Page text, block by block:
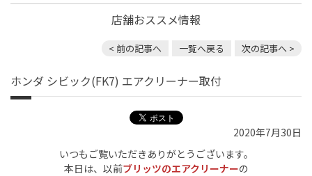
店舗おススメ情報
< 前の記事へ 一覧へ戻る 次の記事へ >
ホンダ シビック(FK7) エアクリーナー取付
2020年7月30日
いつもご覧いただきありがとうございます。
本日は、以前ブリッツのエアクリーナーの